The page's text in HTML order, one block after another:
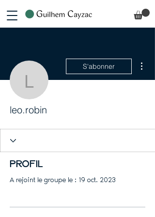
leo.robin
S'abonner
leo.robin
Profil
A rejoint le groupe le : 19 oct. 2023